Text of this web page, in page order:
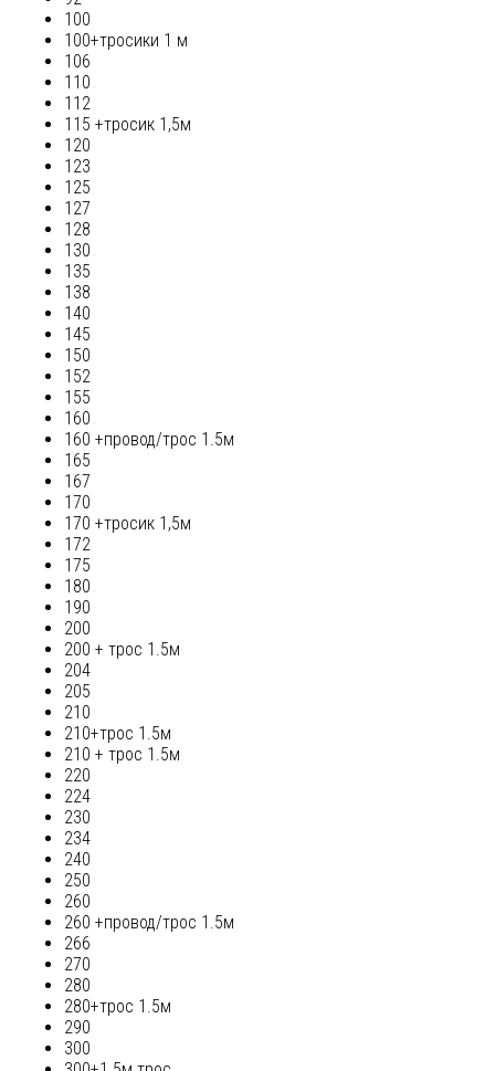
100
100+тросики 1 м
106
110
112
115 +тросик 1,5м
120
123
125
127
128
130
135
138
140
145
150
152
155
160
160 +провод/трос 1.5м
165
167
170
170 +тросик 1,5м
172
175
180
190
200
200 + трос 1.5м
204
205
210
210+трос 1.5м
210 + трос 1.5м
220
224
230
234
240
250
260
260 +провод/трос 1.5м
266
270
280
280+трос 1.5м
290
300